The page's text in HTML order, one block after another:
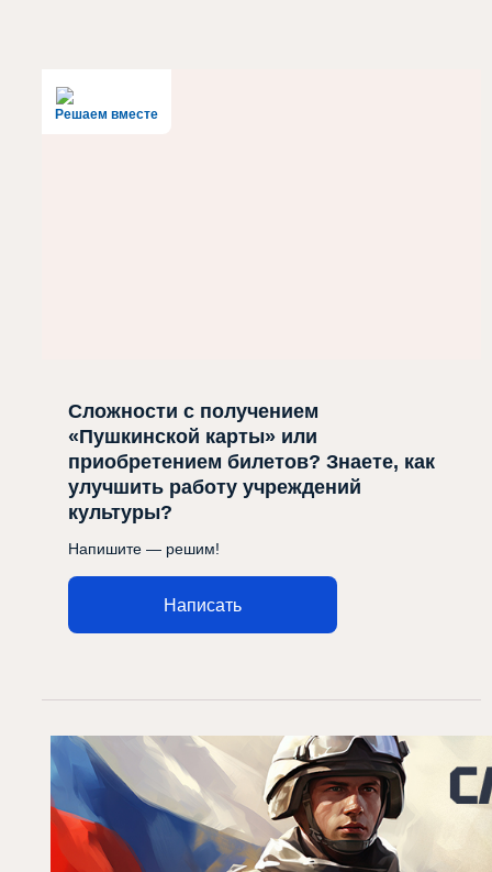
Решаем вместе
Сложности с получением
«Пушкинской карты» или
приобретением билетов? Знаете, как
улучшить работу учреждений
культуры?
Напишите — решим!
Написать